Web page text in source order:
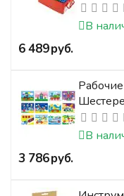
В
‍6 489‍руб.
В
‍3 786‍руб.